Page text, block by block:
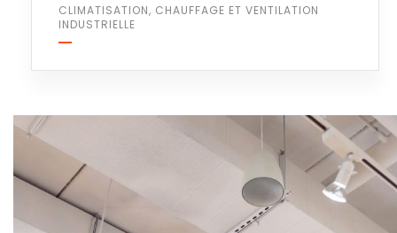
CLIMATISATION, CHAUFFAGE ET VENTILATION
INDUSTRIELLE